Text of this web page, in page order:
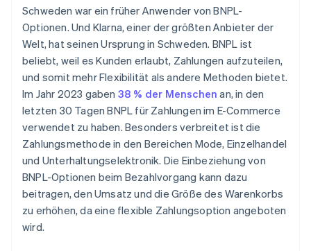
Schweden war ein früher Anwender von BNPL-
Optionen. Und Klarna, einer der größten Anbieter der
Welt, hat seinen Ursprung in Schweden. BNPL ist
beliebt, weil es Kunden erlaubt, Zahlungen aufzuteilen,
und somit mehr Flexibilität als andere Methoden bietet.
Im Jahr 2023 gaben 38 % der Menschen an, in den
letzten 30 Tagen BNPL für Zahlungen im E-Commerce
verwendet zu haben. Besonders verbreitet ist die
Zahlungsmethode in den Bereichen Mode, Einzelhandel
und Unterhaltungselektronik. Die Einbeziehung von
BNPL-Optionen beim Bezahlvorgang kann dazu
beitragen, den Umsatz und die Größe des Warenkorbs
zu erhöhen, da eine flexible Zahlungsoption angeboten
wird.